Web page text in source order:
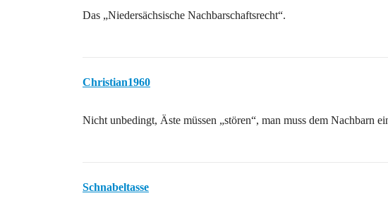
Das „Niedersächsische Nachbarschaftsrecht“.
Christian1960
Nicht unbedingt, Äste müssen „stören“, man muss dem Nachbarn
Schnabeltasse